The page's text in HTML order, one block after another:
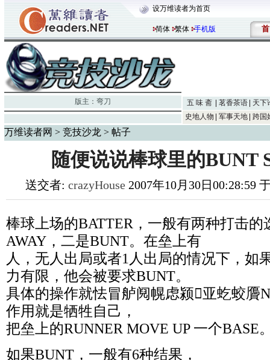
设万维读者为首页
简体 繁体 手机版 首
版主： 弯刀 五 味 斋 茗香茶语
天下
史地人物
军事天地 跨国
万维读者网 > 竞技沙龙 > 帖子
随便说说棒球里的BUNT
送交者: crazyHouse2007年10月30日00:28:59
棒球上场的BATTER，一般有两种打击的
AWAY，二是BUNT。在垒上有
人，无人出局或者1人出局的情况下，如
力有限，他会被要求BUNT。
具体的操作就怯冒舻阋幌虑颍亚虼蛟贗
作用就是牺牲自己，
把垒上的RUNNER MOVE UP 一个BASE
如果BUNT，一般有6种结果，